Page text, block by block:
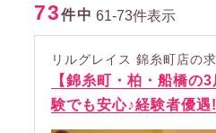
73件中 61-73件表示
リルグレイス 錦糸町店の
【錦糸町・柏・船橋の
験でも安心♪経験者優